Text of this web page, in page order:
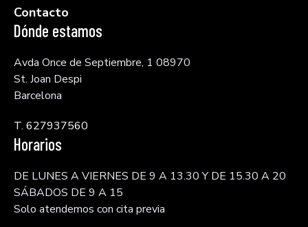
Contacto
Dónde estamos
Avda Once de Septiembre, 1 08970
St. Joan Despi
Barcelona
T. 627937560
Horarios
DE LUNES A VIERNES DE 9 A 13.30 Y DE 15.30 A 20
SÁBADOS DE 9 A 15
Solo atendemos con cita previa